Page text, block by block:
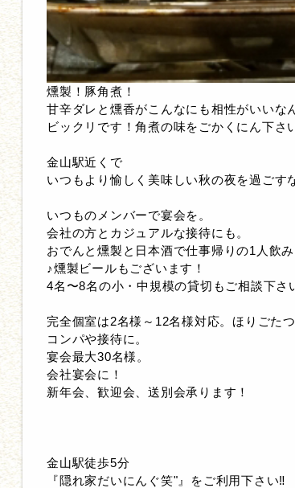
燻製！豚角煮！
甘辛ダレと燻香がこんなにも相性がいいな
ビックリです！角煮の味をごかくにん下さ
金山駅近くで
いつもより愉しく美味しい秋の夜を過ごす
いつものメンバーで宴会を。
会社の方とカジュアルな接待にも。
おでんと燻製と日本酒で仕事帰りの1人飲
♪燻製ビールもございます！
4名〜8名の小・中規模の貸切もご相談下さ
完全個室は2名様～12名様対応。ほりごた
コンパや接待に。
宴会最大30名様。
会社宴会に！
新年会、歓迎会、送別会承ります！
金山駅徒歩5分
『隠れ家だいにんぐ笑"』をご利用下さい‼︎